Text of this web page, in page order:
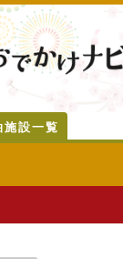
施設一覧